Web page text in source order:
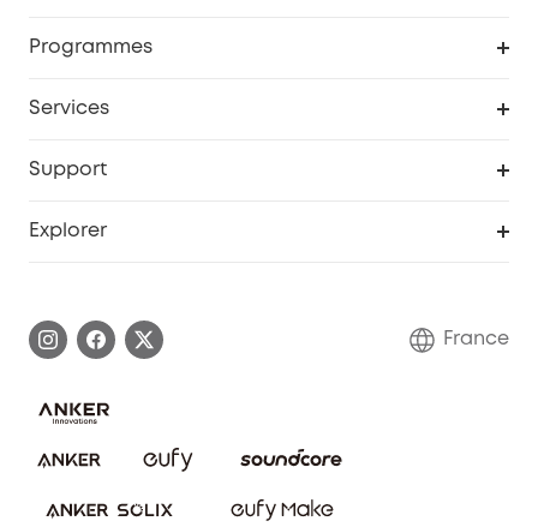
Programmes
Services
Support
Annuler la commande
Explorer
Communauté eufy Security
France